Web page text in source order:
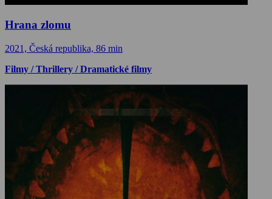
Hrana zlomu
2021, Česká republika, 86 min
Filmy / Thrillery / Dramatické filmy